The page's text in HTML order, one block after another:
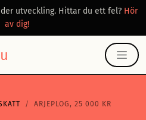
utveckling. Hittar du ett fel? Hör
av dig!
ARJEPLOG, 25 000 KR